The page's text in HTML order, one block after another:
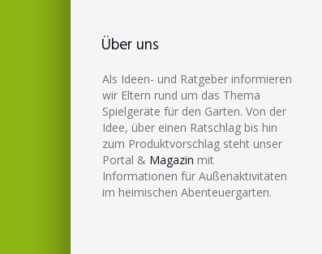
Über uns
Als Ideen- und Ratgeber informieren
wir Eltern rund um das Thema
Spielgeräte für den Garten. Von der
Idee, über einen Ratschlag bis hin
zum Produktvorschlag steht unser
Portal & Magazin mit
Informationen für Außenaktivitäten
im heimischen Abenteuergarten.